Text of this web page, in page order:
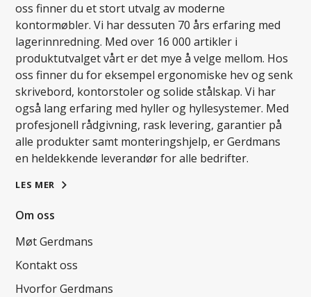
oss finner du et stort utvalg av moderne
kontormøbler. Vi har dessuten 70 års erfaring med
lagerinnredning. Med over 16 000 artikler i
produktutvalget vårt er det mye å velge mellom. Hos
oss finner du for eksempel ergonomiske hev og senk
skrivebord, kontorstoler og solide stålskap. Vi har
også lang erfaring med hyller og hyllesystemer. Med
profesjonell rådgivning, rask levering, garantier på
alle produkter samt monteringshjelp, er Gerdmans
en heldekkende leverandør for alle bedrifter.
LES MER
Om oss
Møt Gerdmans
Kontakt oss
Hvorfor Gerdmans